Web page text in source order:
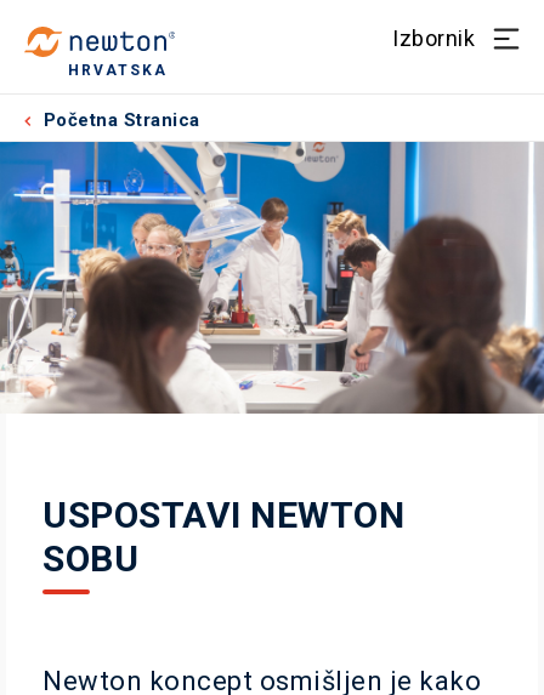
HRVATSKA
Izbornik
Početna Stranica
USPOSTAVI NEWTON
SOBU
Newton koncept osmišljen je kako